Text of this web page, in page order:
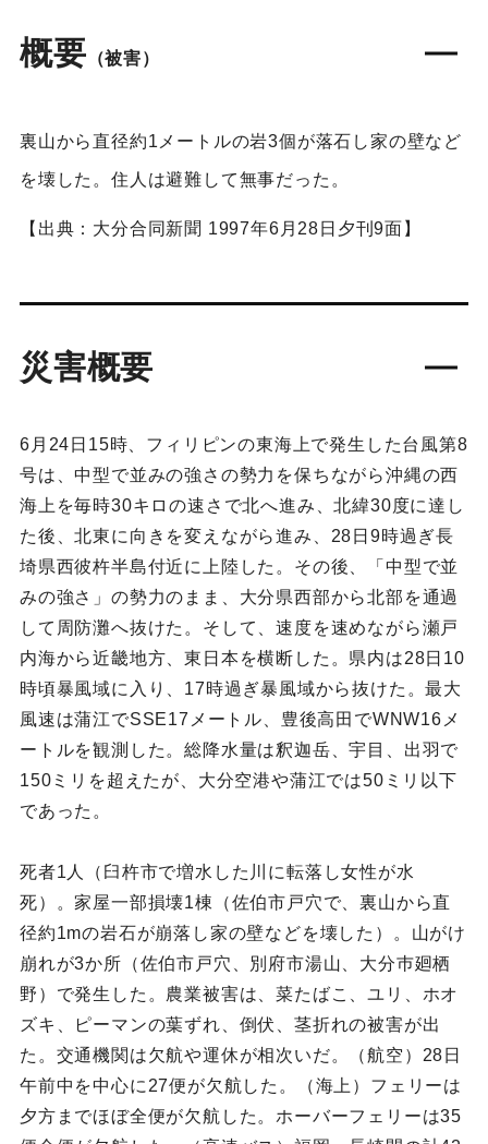
概要 （被害）
裏山から直径約1メートルの岩3個が落石し家の壁など
を壊した。住人は避難して無事だった。
【出典：大分合同新聞 1997年6月28日夕刊9面】
災害概要
6月24日15時、フィリピンの東海上で発生した台風第8
号は、中型で並みの強さの勢力を保ちながら沖縄の西
海上を毎時30キロの速さで北へ進み、北緯30度に達し
た後、北東に向きを変えながら進み、28日9時過ぎ長
埼県西彼杵半島付近に上陸した。その後、「中型で並
みの強さ」の勢力のまま、大分県西部から北部を通過
して周防灘へ抜けた。そして、速度を速めながら瀬戸
内海から近畿地方、東日本を横断した。県内は28日10
時頃暴風域に入り、17時過ぎ暴風域から抜けた。最大
風速は蒲江でSSE17メートル、豊後高田でWNW16メ
ートルを観測した。総降水量は釈迦岳、宇目、出羽で
150ミリを超えたが、大分空港や蒲江では50ミリ以下
であった。
死者1人（臼杵市で増水した川に転落し女性が水
死）。家屋一部損壊1棟（佐伯市戸穴で、裏山から直
径約1mの岩石が崩落し家の壁などを壊した）。山がけ
崩れが3か所（佐伯市戸穴、別府市湯山、大分巿廻栖
野）で発生した。農業被害は、菜たばこ、ユリ、ホオ
ズキ、ピーマンの葉ずれ、倒伏、茎折れの被害が出
た。交通機関は欠航や運休が相次いだ。（航空）28日
午前中を中心に27便が欠航した。（海上）フェリーは
夕方までほぼ全便が欠航した。ホーバーフェリーは35